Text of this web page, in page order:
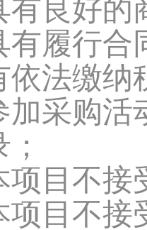
有良好
有履行
依法缴
加采购
项目不
项目不